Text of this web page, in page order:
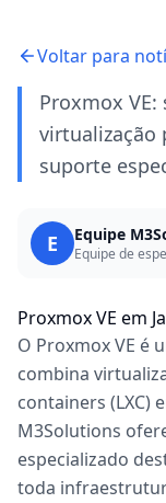
Voltar para
Proxmox
virtualização
suporte
E Equipe
Equipe de
Proxmox VE em
O Proxmox VE é
combina
containers (LXC)
M3Solutions
especializado
toda